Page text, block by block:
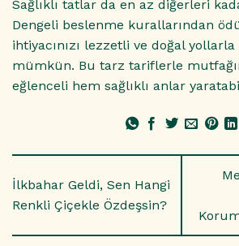
Sağlıklı tatlar da en az diğerleri
Dengeli beslenme kurallarından
ihtiyacınızı lezzetli ve doğal yollarla
mümkün. Bu tarz tariflerle
eğlenceli hem sağlıklı anlar
İlkbahar Geldi, Sen Hangi
Renkli Çiçekle Özdeşsin?